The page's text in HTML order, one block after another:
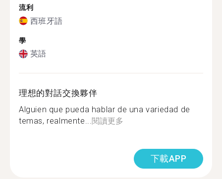
流利
西班牙語
學
英語
理想的對話交換夥伴
Alguien que pueda hablar de una variedad de
temas, realmente...閱讀更多
下載APP